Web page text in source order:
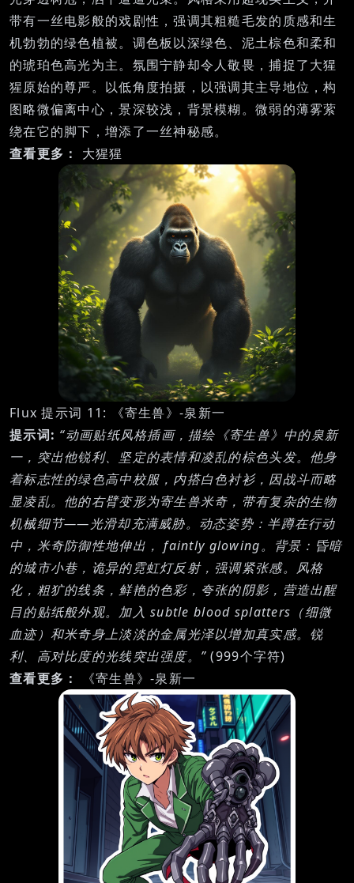
带有一丝电影般的戏剧性，强调其粗糙毛发的质感和生
机勃勃的绿色植被。调色板以深绿色、泥土棕色和柔和
的琥珀色高光为主。氛围宁静却令人敬畏，捕捉了大猩
猩原始的尊严。以低角度拍摄，以强调其主导地位，构
图略微偏离中心，景深较浅，背景模糊。微弱的薄雾萦
绕在它的脚下，增添了一丝神秘感。
查看更多：
大猩猩
Flux 提示词 11: 《寄生兽》-泉新一
提示词: “动画贴纸风格插画，描绘《寄生兽》中的泉新
一，突出他锐利、坚定的表情和凌乱的棕色头发。他身
着标志性的绿色高中校服，内搭白色衬衫，因战斗而略
显凌乱。他的右臂变形为寄生兽米奇，带有复杂的生物
机械细节——光滑却充满威胁。动态姿势：半蹲在行动
中，米奇防御性地伸出， faintly glowing。背景：昏暗
的城市小巷，诡异的霓虹灯反射，强调紧张感。风格
化，粗犷的线条，鲜艳的色彩，夸张的阴影，营造出醒
目的贴纸般外观。加入 subtle blood splatters（细微
血迹）和米奇身上淡淡的金属光泽以增加真实感。锐
利、高对比度的光线突出强度。” (999个字符)
查看更多：
《寄生兽》-泉新一